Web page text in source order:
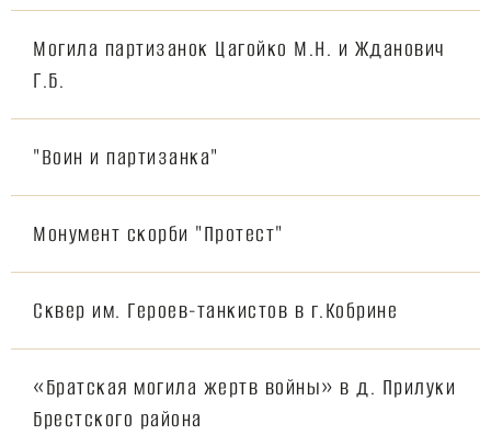
Могила партизанок Цагойко М.Н. и Жданович
Г.Б.
"Воин и партизанка"
Монумент скорби "Протест"
Cквер им. Героев-танкистов в г.Кобрине
«Братская могила жертв войны» в д. Прилуки
Брестского района